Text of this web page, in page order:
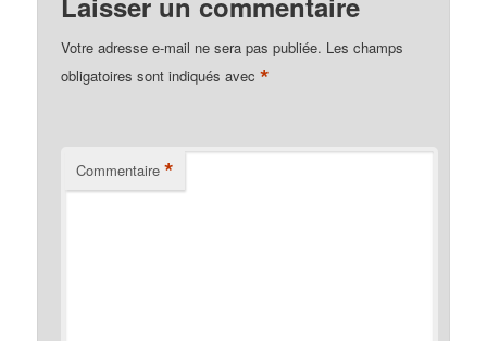
Votre adresse e-mail ne sera pas publiée. Les champs
obligatoires sont indiqués avec*
Commentaire *